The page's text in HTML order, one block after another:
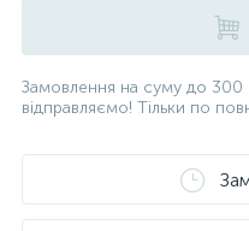
Замовлення на суму до
відправляємо! Тільки по